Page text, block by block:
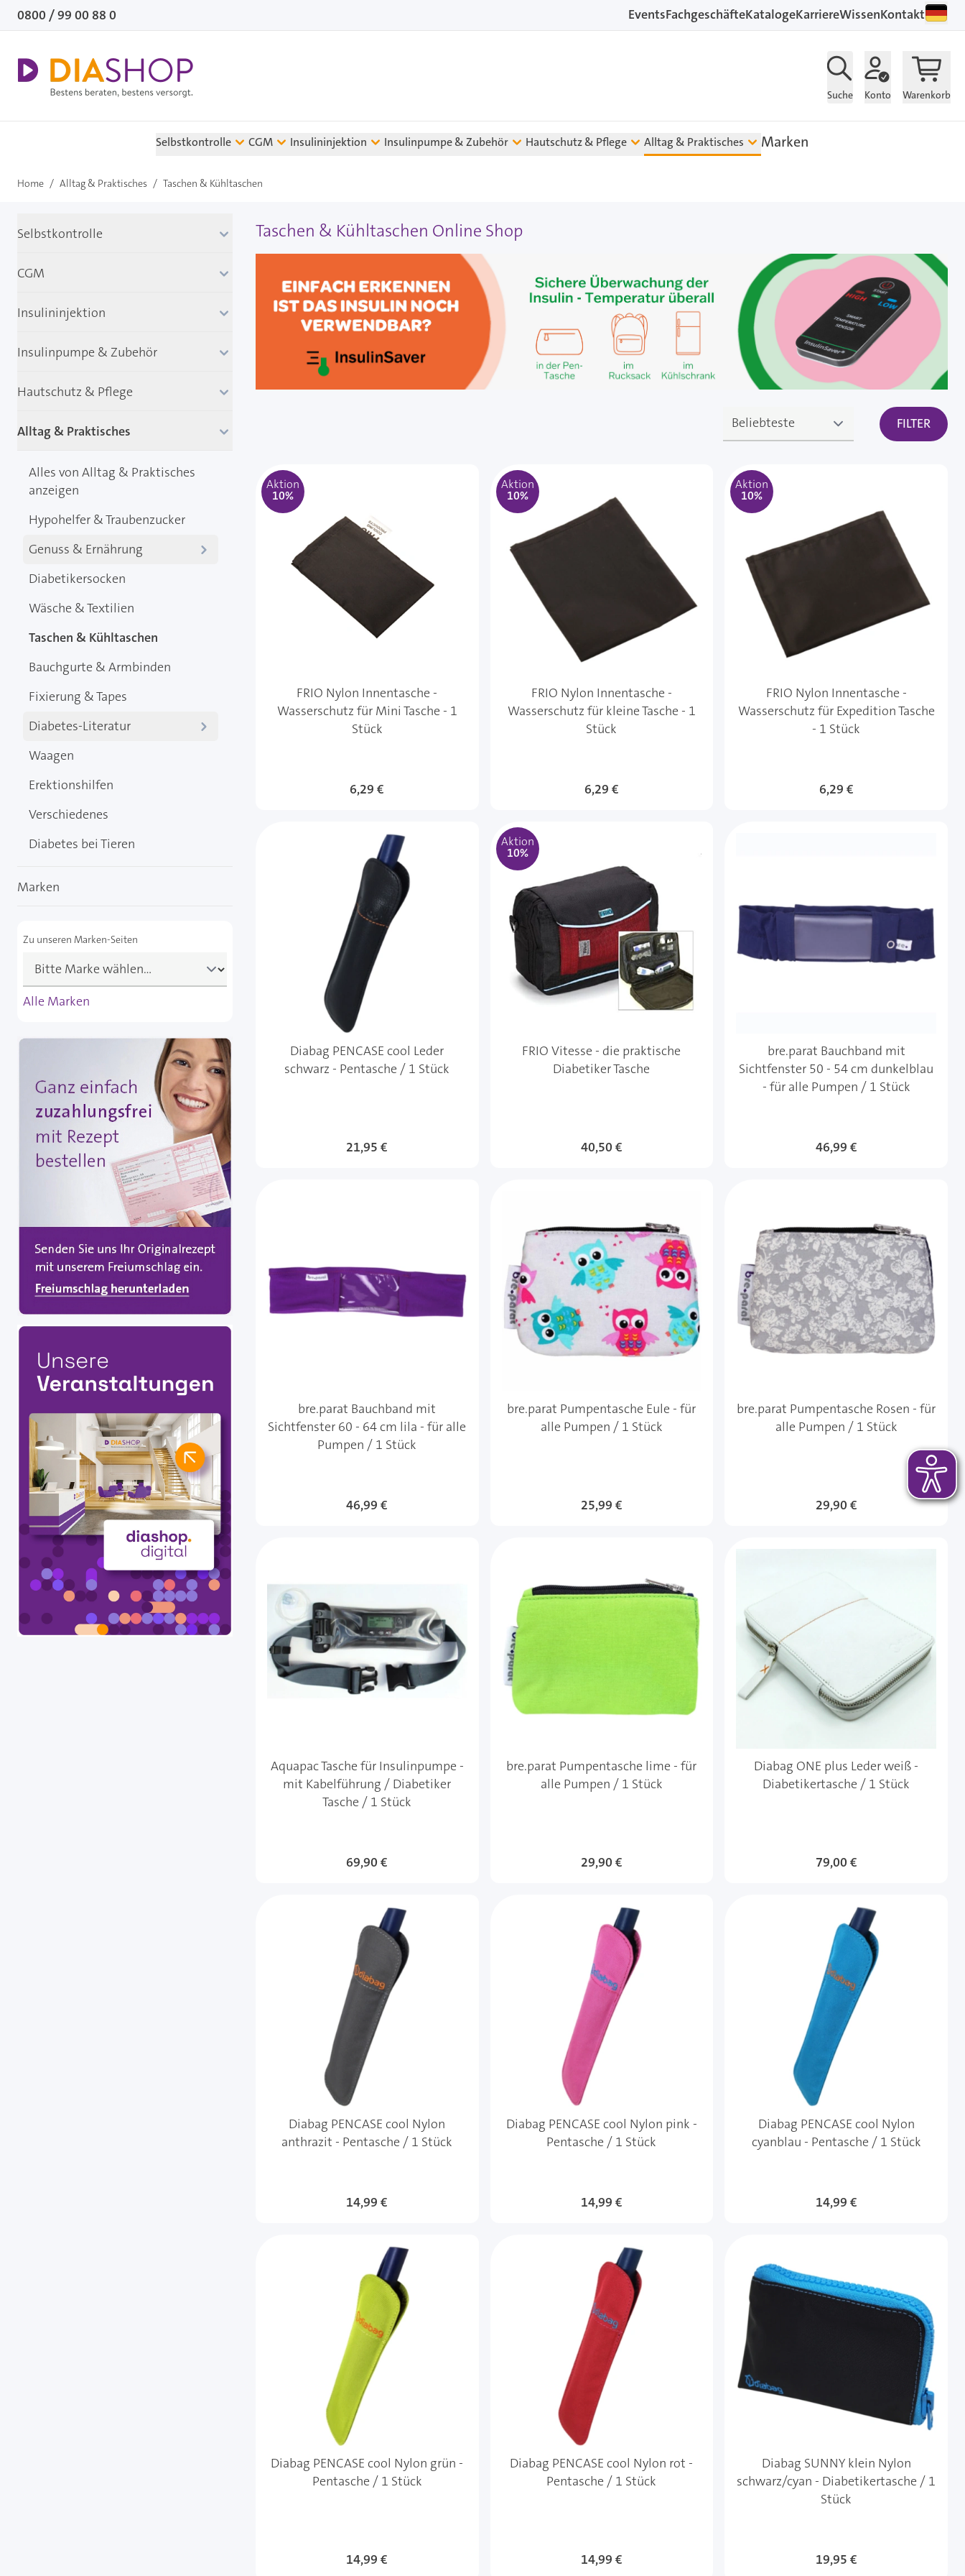
Direkt zum Inhalt
0800 / 99 00 88 0 EventsFachgeschäfteKatalogeKarriereWissenKontakt
Suche Konto Warenkorb
Selbstkontrolle CGM Insulininjektion Insulinpumpe & Zubehör Hautschutz & Pflege Alltag & Praktisches Marken
Home / Alltag & Praktisches / Taschen & Kühltaschen
Taschen & Kühltaschen Online Shop
FILTER
Aktion
10%
FRIO Nylon Innentasche -
Wasserschutz für Mini Tasche - 1
Stück
Sonderangebot
6,29 €
Aktion
10%
FRIO Nylon Innentasche -
Wasserschutz für kleine Tasche - 1
Stück
Sonderangebot
6,29 €
Aktion
10%
FRIO Nylon Innentasche -
Wasserschutz für Expedition Tasche
- 1 Stück
Sonderangebot
6,29 €
Diabag PENCASE cool Leder
schwarz - Pentasche / 1 Stück
21,95 €
Aktion
10%
FRIO Vitesse - die praktische
Diabetiker Tasche
Sonderangebot
40,50 €
bre.parat Bauchband mit
Sichtfenster 50 - 54 cm dunkelblau
- für alle Pumpen / 1 Stück
46,99 €
bre.parat Bauchband mit
Sichtfenster 60 - 64 cm lila - für alle
Pumpen / 1 Stück
46,99 €
bre.parat Pumpentasche Eule - für
alle Pumpen / 1 Stück
25,99 €
bre.parat Pumpentasche Rosen - für
alle Pumpen / 1 Stück
29,90 €
Aquapac Tasche für Insulinpumpe -
mit Kabelführung / Diabetiker
Tasche / 1 Stück
69,90 €
bre.parat Pumpentasche lime - für
alle Pumpen / 1 Stück
29,90 €
Diabag ONE plus Leder weiß -
Diabetikertasche / 1 Stück
79,00 €
Diabag PENCASE cool Nylon
anthrazit - Pentasche / 1 Stück
14,99 €
Diabag PENCASE cool Nylon pink -
Pentasche / 1 Stück
14,99 €
Diabag PENCASE cool Nylon
cyanblau - Pentasche / 1 Stück
14,99 €
Diabag PENCASE cool Nylon grün -
Pentasche / 1 Stück
14,99 €
Diabag PENCASE cool Nylon rot -
Pentasche / 1 Stück
14,99 €
Diabag SUNNY klein Nylon
schwarz/cyan - Diabetikertasche / 1
Stück
19,95 €
Selbstkontrolle
CGM
Insulininjektion
Insulinpumpe & Zubehör
Hautschutz & Pflege
Alltag & Praktisches
Alles von Alltag & Praktisches
anzeigen
Hypohelfer & Traubenzucker
Genuss & Ernährung
Diabetikersocken
Wäsche & Textilien
Taschen & Kühltaschen
Bauchgurte & Armbinden
Fixierung & Tapes
Diabetes-Literatur
Waagen
Erektionshilfen
Verschiedenes
Diabetes bei Tieren
Marken
Zu unseren Marken-Seiten
Alle Marken